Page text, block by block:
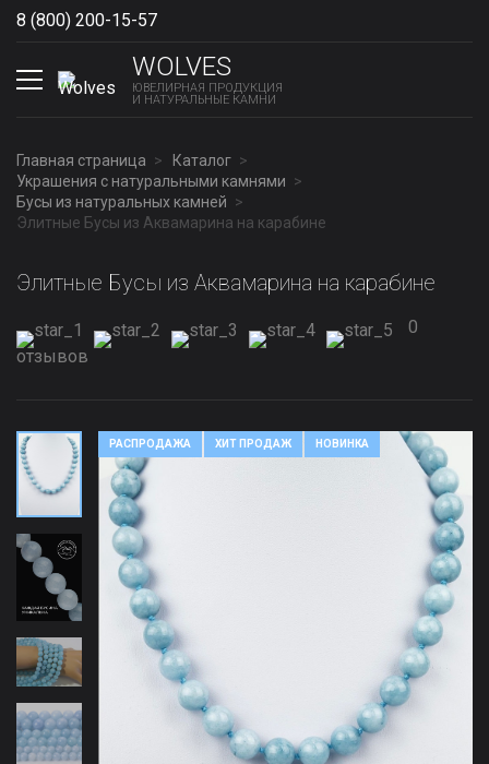
8 (800) 200-15-57
WOLVES
ЮВЕЛИРНАЯ ПРОДУКЦИЯ
И НАТУРАЛЬНЫЕ КАМНИ
Главная страница
Каталог
Украшения с натуральными камнями
Бусы из натуральных камней
Элитные Бусы из Аквамарина на карабине
Элитные Бусы из Аквамарина на карабине
0
отзывов
РАСПРОДАЖА ХИТ ПРОДАЖ НОВИНКА